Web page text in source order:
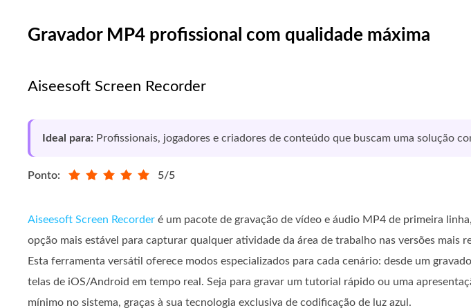
Gravador MP4 profissional com qualidade máxima
Aiseesoft Screen Recorder
Ideal para: Profissionais, jogadores e criadores de conteúdo que buscam uma solução
Ponto: 5/5
Aiseesoft Screen Recorder é um pacote de gravação de vídeo e áudio MP4 de primeira
opção mais estável para capturar qualquer atividade da área de trabalho nas versões mais
Esta ferramenta versátil oferece modos especializados para cada cenário: desde um
telas de iOS/Android em tempo real. Seja para gravar um tutorial rápido ou uma
mínimo no sistema, graças à sua tecnologia exclusiva de codificação de luz azul.